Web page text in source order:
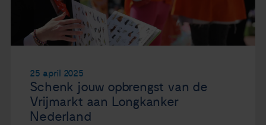
25 april 2025
Schenk jouw opbrengst van de
Vrijmarkt aan Longkanker
Nederland